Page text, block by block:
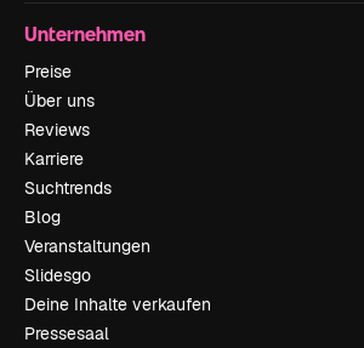
Unternehmen
Preise
Über uns
Reviews
Karriere
Suchtrends
Blog
Veranstaltungen
Slidesgo
Deine Inhalte verkaufen
Pressesaal